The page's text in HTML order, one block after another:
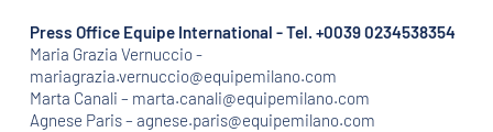
Press Office Equipe International - Tel. +0039 0234538354
Maria Grazia Vernuccio -
mariagrazia.vernuccio@equipemilano.com
Marta Canali – marta.canali@equipemilano.com
Agnese Paris – agnese.paris@equipemilano.com